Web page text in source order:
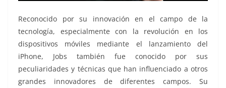
Reconocido por su innovación en el campo de la
tecnología, especialmente con la revolución en los
dispositivos móviles mediante el lanzamiento del
iPhone, Jobs también fue conocido por sus
peculiaridades y técnicas que han influenciado a otros
grandes innovadores de diferentes campos. Su